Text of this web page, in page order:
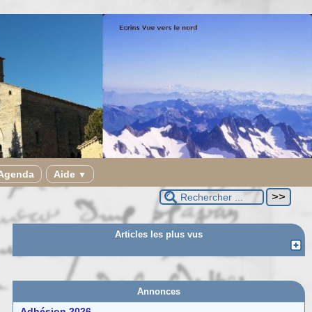
Aide ▼
Articles les plus vus
Annonces